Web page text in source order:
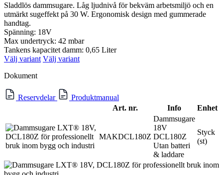
Sladdlös dammsugare. Låg ljudnivå för bekväm arbetsmiljö och en
utmärkt sugeffekt på 30 W. Ergonomisk design med gummerade
handtag.
Spänning: 18V
Max undertryck: 42 mbar
Tankens kapacitet damm: 0,65 Liter
Välj variant Välj variant
Dokument
Reservdelar
Produktmanual
Art. nr.
Info Enhet
MAKDCL180Z
Dammsugare
18V
DCL180Z
Utan batteri
& laddare
Styck
(st)